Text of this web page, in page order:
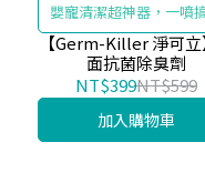
嬰寵清潔超神器，一噴
細菌病毒
【Germ-Killer 淨可
面抗菌除臭劑
NT$399NT$599
加入購物車